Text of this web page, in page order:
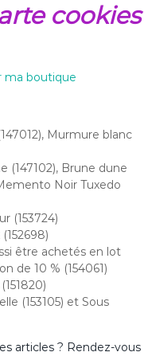
cookies
ma boutique
Murmure blanc
(147102), Brune dune
Noir Tuxedo
(153724)
être achetés en lot
de 10 % (154061)
(153105) et Sous
articles ? Rendez-vous